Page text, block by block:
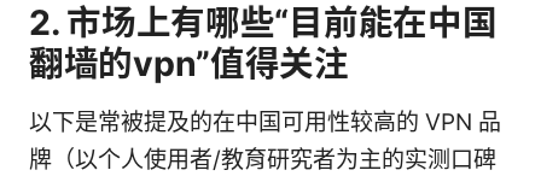
2. 市场上有哪些“目前能在中国
翻墙的vpn”值得关注
以下是常被提及的在中国可用性较高的 VPN 品
牌（以个人使用者/教育研究者为主的实测口碑